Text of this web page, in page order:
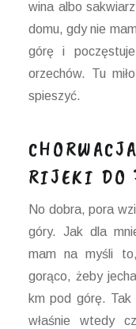
wina albo
domu, gdy nie
górę i
orzechów. Tu
spieszyć.
RIJEKI DO
No dobra, pora
góry. Jak dla
mam na myśli
gorąco, żeby
km pod górę. Tak
właśnie wtedy